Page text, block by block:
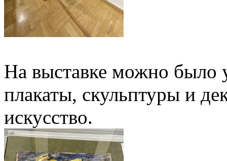
На выставке можно было
плакаты, скульптуры и
искусство.